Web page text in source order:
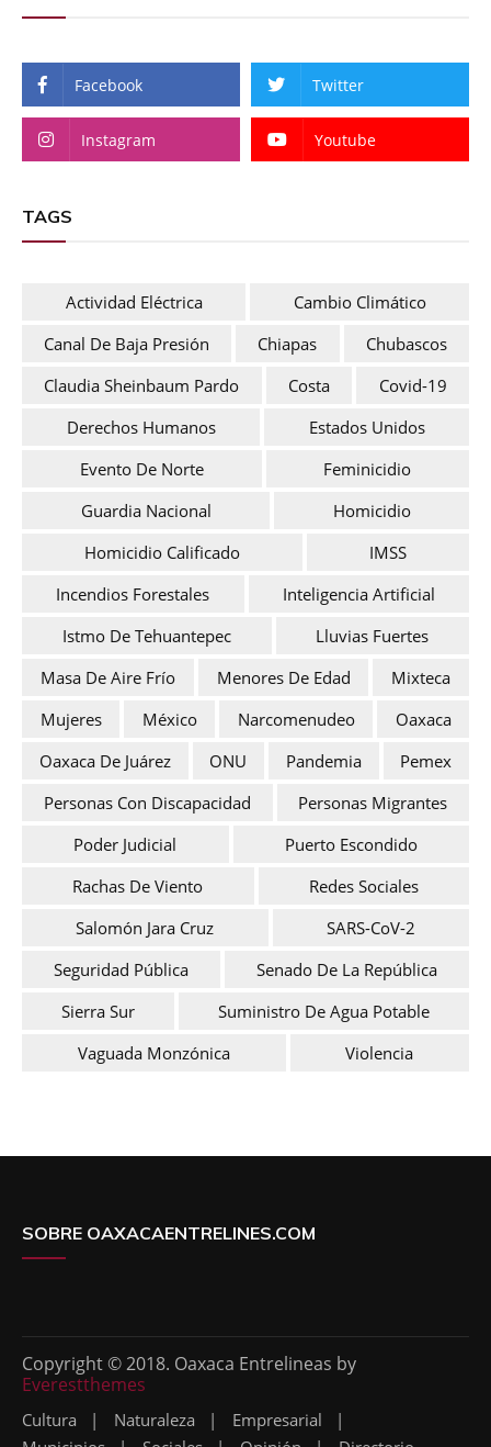
Facebook Twitter
Instagram Youtube
TAGS
Actividad Eléctrica
Cambio Climático
Canal De Baja Presión
Chiapas
Chubascos
Claudia Sheinbaum Pardo
Costa
Covid-19
Derechos Humanos
Estados Unidos
Evento De Norte
Feminicidio
Guardia Nacional
Homicidio
Homicidio Calificado
IMSS
Incendios Forestales
Inteligencia Artificial
Istmo De Tehuantepec
Lluvias Fuertes
Masa De Aire Frío
Menores De Edad
Mixteca
Mujeres
México Narcomenudeo
Oaxaca
Oaxaca De Juárez
ONU Pandemia
Pemex
Personas Con Discapacidad
Personas Migrantes
Poder Judicial
Puerto Escondido
Rachas De Viento
Redes Sociales
Salomón Jara Cruz
SARS-CoV-2
Seguridad Pública
Senado De La República
Sierra Sur
Suministro De Agua Potable
Vaguada Monzónica
Violencia
SOBRE OAXACAENTRELINES.COM
Copyright © 2018. Oaxaca Entrelineas by
Everestthemes
Cultura Naturaleza
Empresarial